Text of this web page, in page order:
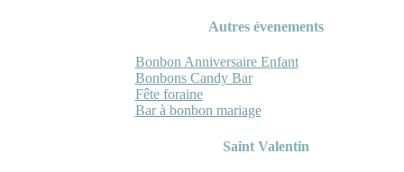
Autres évenements
Bonbon Anniversaire Enfant
Bonbons Candy Bar
Fête foraine
Bar à bonbon mariage
Saint Valentin